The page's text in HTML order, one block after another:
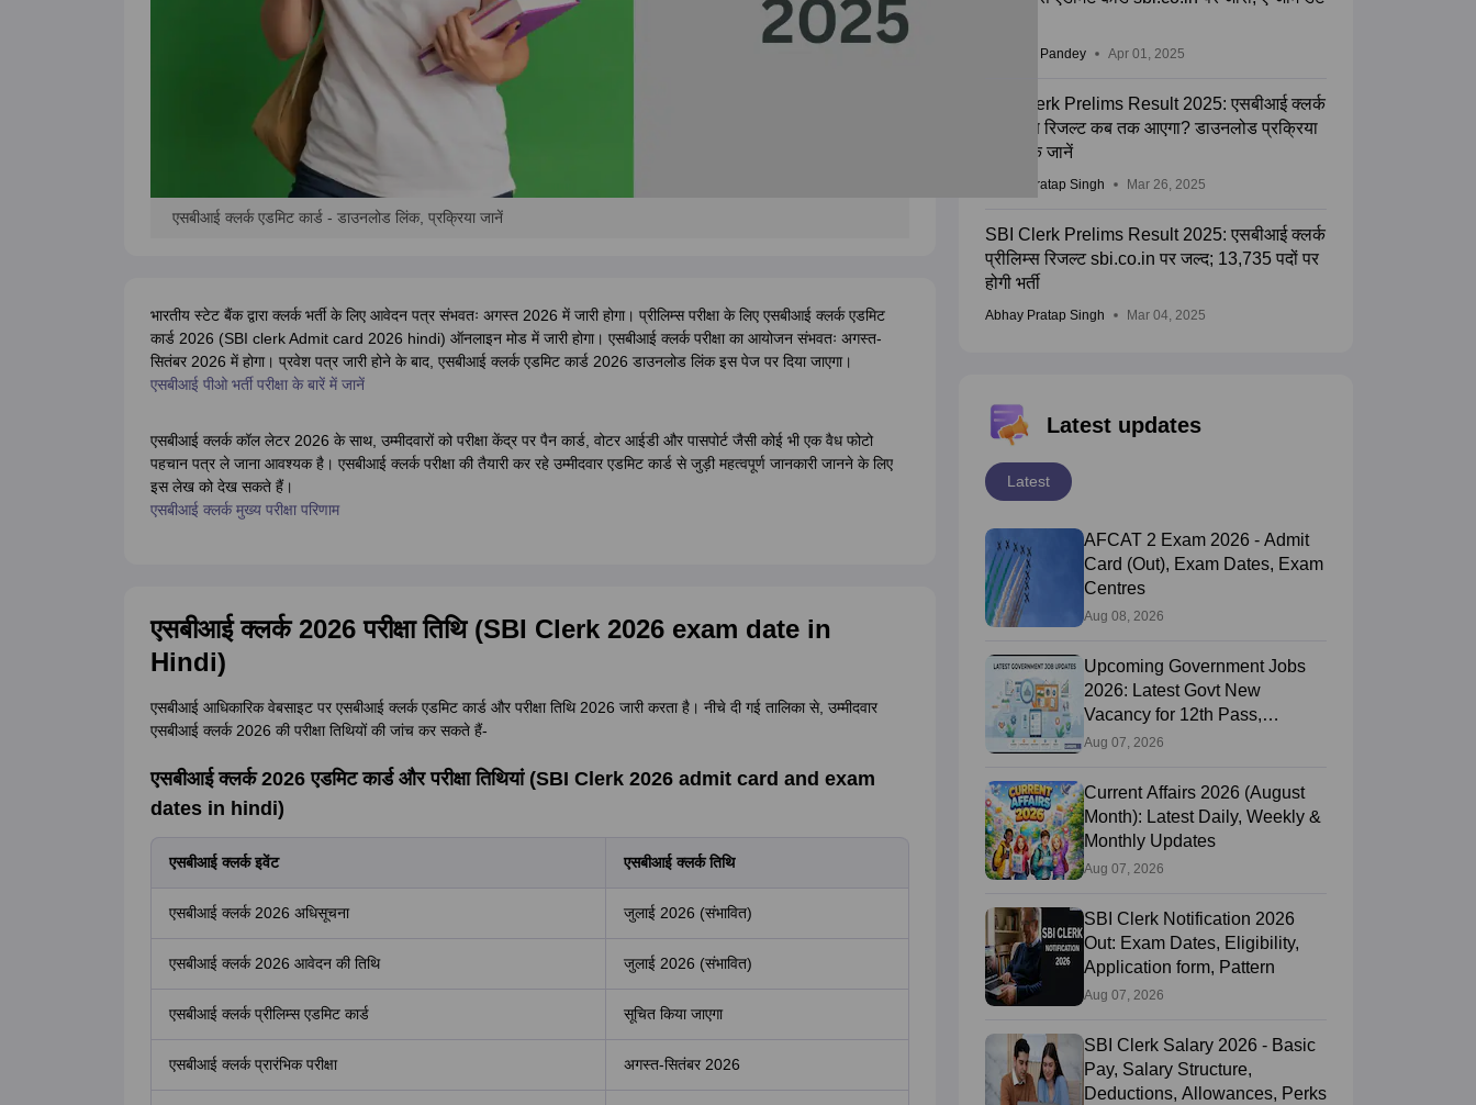
एसबीआई क्लर्क एडमिट कार्ड - डाउनलोड लिंक, प्रक्रिया जानें
भारतीय स्टेट बैंक द्वारा क्लर्क भर्ती के लिए आवेदन पत्र संभवतः अगस्त 2026 में जारी होगा। प्रीलिम्स परीक्षा के लिए एसबीआई क्लर्क एडमिट
कार्ड 2026 (SBI clerk Admit card 2026 hindi) ऑनलाइन मोड में जारी होगा। एसबीआई क्लर्क परीक्षा का आयोजन संभवतः अगस्त-
सितंबर 2026 में होगा। प्रवेश पत्र जारी होने के बाद, एसबीआई क्लर्क एडमिट कार्ड 2026 डाउनलोड लिंक इस पेज पर दिया जाएगा।
एसबीआई पीओ भर्ती परीक्षा के बारें में जानें
एसबीआई क्लर्क कॉल लेटर 2026 के साथ, उम्मीदवारों को परीक्षा केंद्र पर पैन कार्ड, वोटर आईडी और पासपोर्ट जैसी कोई भी एक वैध फोटो
पहचान पत्र ले जाना आवश्यक है। एसबीआई क्लर्क परीक्षा की तैयारी कर रहे उम्मीदवार एडमिट कार्ड से जुड़ी महत्वपूर्ण जानकारी जानने के लिए
इस लेख को देख सकते हैं।
एसबीआई क्लर्क मुख्य परीक्षा परिणाम
एसबीआई क्लर्क 2026 परीक्षा तिथि (SBI Clerk 2026 exam date in
Hindi)
एसबीआई आधिकारिक वेबसाइट पर एसबीआई क्लर्क एडमिट कार्ड और परीक्षा तिथि 2026 जारी करता है। नीचे दी गई तालिका से, उम्मीदवार
एसबीआई क्लर्क 2026 की परीक्षा तिथियों की जांच कर सकते हैं-
एसबीआई क्लर्क 2026 एडमिट कार्ड और परीक्षा तिथियां (SBI Clerk 2026 admit card and exam
dates in hindi)
एसबीआई क्लर्क इवेंट एसबीआई क्लर्क तिथि
एसबीआई क्लर्क 2026 अधिसूचना जुलाई 2026 (संभावित)
एसबीआई क्लर्क 2026 आवेदन की तिथि जुलाई 2026 (संभावित)
एसबीआई क्लर्क प्रीलिम्स एडमिट कार्ड सूचित किया जाएगा
एसबीआई क्लर्क प्रारंभिक परीक्षा अगस्त-सितंबर 2026
Saurabh Pandey Apr 01, 2025
SBI Clerk Prelims Result 2025: एसबीआई क्लर्क
प्रीलिम्स रिजल्ट कब तक आएगा? डाउनलोड प्रक्रिया
और लिंक जानें
Abhay Pratap Singh Mar 26, 2025
SBI Clerk Prelims Result 2025: एसबीआई क्लर्क
प्रीलिम्स रिजल्ट sbi.co.in पर जल्द; 13,735 पदों पर
होगी भर्ती
Abhay Pratap Singh Mar 04, 2025
Latest updates
Latest
AFCAT 2 Exam 2026 - Admit
Card (Out), Exam Dates, Exam
Centres
Aug 08, 2026
Upcoming Government Jobs
2026: Latest Govt New
Vacancy for 12th Pass,
Graduates
Aug 07, 2026
Current Affairs 2026 (August
Month): Latest Daily, Weekly &
Monthly Updates
Aug 07, 2026
SBI Clerk Notification 2026
Out: Exam Dates, Eligibility,
Application form, Pattern
Aug 07, 2026
SBI Clerk Salary 2026 - Basic
Pay, Salary Structure,
Deductions, Allowances, Perks